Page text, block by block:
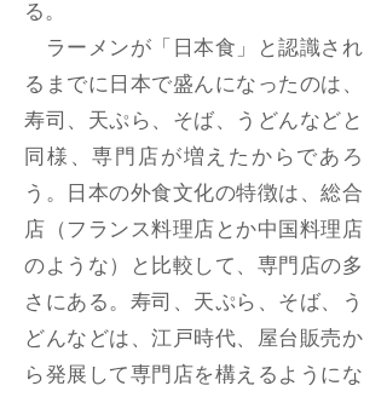
る。
ラーメンが「日本食」と認識され
るまでに日本で盛んになったのは、
寿司、天ぷら、そば、うどんなどと
同様、専門店が増えたからであろ
う。日本の外食文化の特徴は、総合
店（フランス料理店とか中国料理店
のような）と比較して、専門店の多
さにある。寿司、天ぷら、そば、う
どんなどは、江戸時代、屋台販売か
ら発展して専門店を構えるようにな